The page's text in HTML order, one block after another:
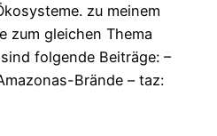
zu meinem
zum gleichen Thema
folgende Beiträge: –
Brände – taz: